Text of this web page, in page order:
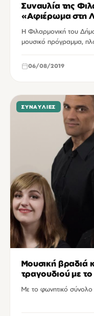
Συναυλία της
«Αφιέρωμα στη
Η Φιλαρμονική του
μουσικό πρόγραμμα,
06/08/2019
ΣΥΝΑΥΛΊΕΣ
Μουσική βραδιά
τραγουδιού με
Με το φωνητικό σύνολο